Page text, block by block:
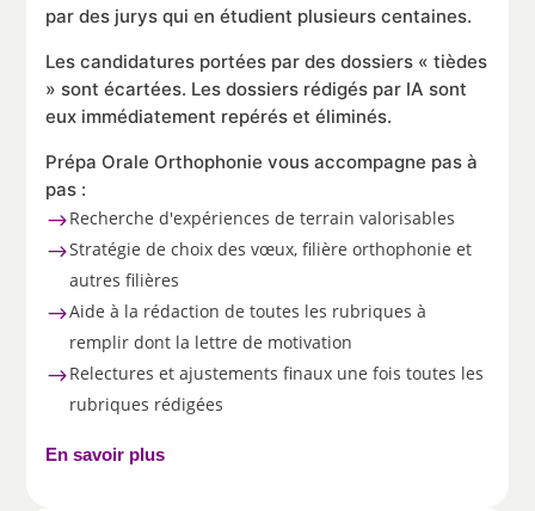
par des jurys qui en étudient plusieurs centaines.
Les candidatures portées par des dossiers « tièdes
» sont écartées. Les dossiers rédigés par IA sont
eux immédiatement repérés et éliminés.
Prépa Orale Orthophonie vous accompagne pas à
pas :
$Recherche d'expériences de terrain valorisables
$Stratégie de choix des vœux, filière orthophonie et
autres filières
$Aide à la rédaction de toutes les rubriques à
remplir dont la lettre de motivation
$Relectures et ajustements finaux une fois toutes les
rubriques rédigées
En savoir plus